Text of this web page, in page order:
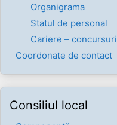
Organigrama
Statul de personal
Cariere – concursuri
Coordonate de contact
Consiliul local